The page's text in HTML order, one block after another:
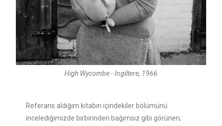
High Wycombe - İngiltere, 1966
Referans aldığım kitabın içindekiler bölümünü
incelediğimizde birbirinden bağımsız gibi görünen;